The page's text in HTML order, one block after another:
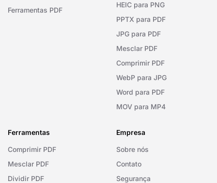
Ferramentas PDF
HEIC para PNG
PPTX para PDF
JPG para PDF
Mesclar PDF
Comprimir PDF
WebP para JPG
Word para PDF
MOV para MP4
Ferramentas
Comprimir PDF
Mesclar PDF
Dividir PDF
Empresa
Sobre nós
Contato
Segurança